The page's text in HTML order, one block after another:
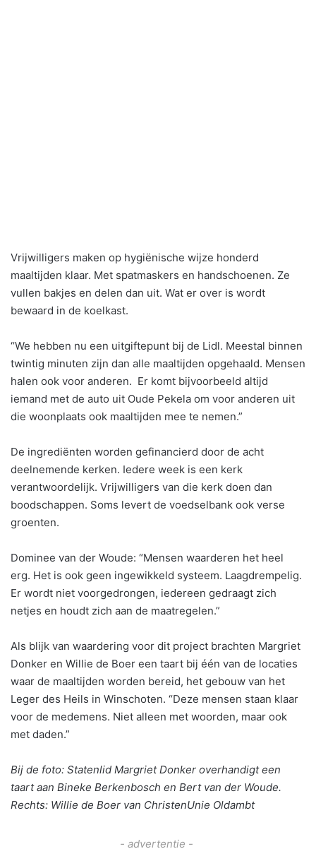
Vrijwilligers maken op hygiënische wijze honderd
maaltijden klaar. Met spatmaskers en handschoenen. Ze
vullen bakjes en delen dan uit. Wat er over is wordt
bewaard in de koelkast.
“We hebben nu een uitgiftepunt bij de Lidl. Meestal binnen
twintig minuten zijn dan alle maaltijden opgehaald. Mensen
halen ook voor anderen. Er komt bijvoorbeeld altijd
iemand met de auto uit Oude Pekela om voor anderen uit
die woonplaats ook maaltijden mee te nemen.”
De ingrediënten worden gefinancierd door de acht
deelnemende kerken. Iedere week is een kerk
verantwoordelijk. Vrijwilligers van die kerk doen dan
boodschappen. Soms levert de voedselbank ook verse
groenten.
Dominee van der Woude: “Mensen waarderen het heel
erg. Het is ook geen ingewikkeld systeem. Laagdrempelig.
Er wordt niet voorgedrongen, iedereen gedraagt zich
netjes en houdt zich aan de maatregelen.”
Als blijk van waardering voor dit project brachten Margriet
Donker en Willie de Boer een taart bij één van de locaties
waar de maaltijden worden bereid, het gebouw van het
Leger des Heils in Winschoten. “Deze mensen staan klaar
voor de medemens. Niet alleen met woorden, maar ook
met daden.”
Bij de foto: Statenlid Margriet Donker overhandigt een
taart aan Bineke Berkenbosch en Bert van der Woude.
Rechts: Willie de Boer van ChristenUnie Oldambt
- advertentie -